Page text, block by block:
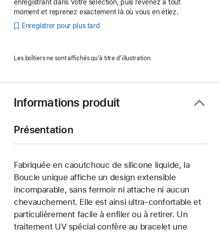
enregistrant dans Votre sélection, puis revenez à tout
moment et reprenez exactement là où vous en étiez.
Enregistrer pour plus tard
Les boîtiers ne sont affichés qu’à titre d’illustration.
Informations produit
Présentation
Fabriquée en caoutchouc de silicone liquide, la
Boucle unique affiche un design extensible
incomparable, sans fermoir ni attache ni aucun
chevauchement. Elle est ainsi ultra-confortable et
particulièrement facile à enfiler ou à retirer. Un
traitement UV spécial confère au bracelet une